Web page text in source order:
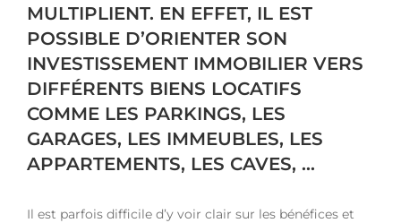
MULTIPLIENT. EN EFFET, IL EST
POSSIBLE D’ORIENTER SON
INVESTISSEMENT IMMOBILIER VERS
DIFFÉRENTS BIENS LOCATIFS
COMME LES PARKINGS, LES
GARAGES, LES IMMEUBLES, LES
APPARTEMENTS, LES CAVES, …
Il est parfois difficile d’y voir clair sur les bénéfices et